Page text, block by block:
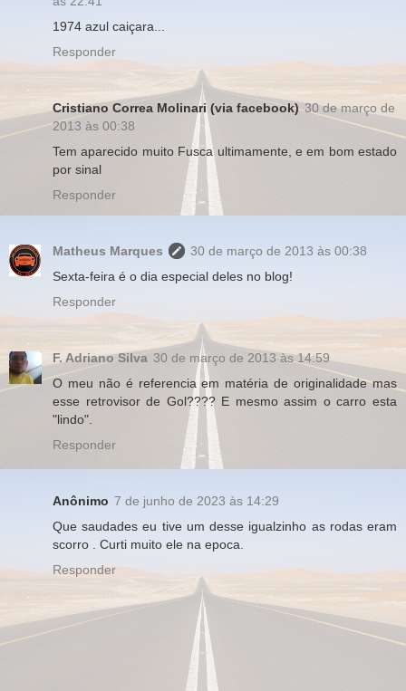
1974 azul caiçara...
Responder
Cristiano Correa Molinari (via facebook) 30 de março de
2013 às 00:38
Tem aparecido muito Fusca ultimamente, e em bom estado
por sinal
Responder
Matheus Marques
30 de março de 2013 às 00:38
Sexta-feira é o dia especial deles no blog!
Responder
F. Adriano Silva 30 de março de 2013 às 14:59
O meu não é referencia em matéria de originalidade mas
esse retrovisor de Gol???? E mesmo assim o carro esta
"lindo".
Responder
Anônimo 7 de junho de 2023 às 14:29
Que saudades eu tive um desse igualzinho as rodas eram
scorro . Curti muito ele na epoca.
Responder